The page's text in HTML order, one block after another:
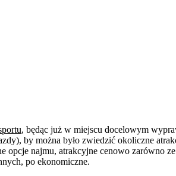
, będąc już w miejscu docelowym
by można było zwiedzić okoliczne
opcje najmu, atrakcyjne cenowo zarówno
po ekonomiczne.